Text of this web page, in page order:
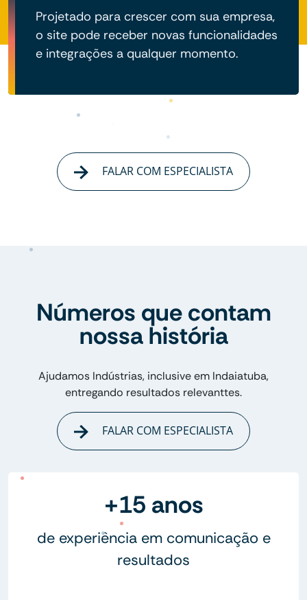
Projetado para crescer com sua empresa,
o site pode receber novas funcionalidades
e integrações a qualquer momento.
FALAR COM ESPECIALISTA
Números que contam
nossa história
Ajudamos Indústrias, inclusive em Indaiatuba,
entregando resultados relevanttes.
FALAR COM ESPECIALISTA
+15 anos
de experiência em comunicação e
resultados